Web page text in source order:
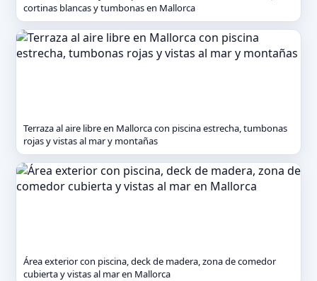
cortinas blancas y tumbonas en Mallorca
Terraza al aire libre en Mallorca con piscina estrecha, tumbonas
rojas y vistas al mar y montañas
Área exterior con piscina, deck de madera, zona de comedor
cubierta y vistas al mar en Mallorca